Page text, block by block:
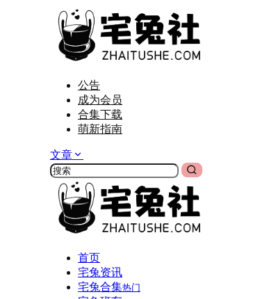
公告
成为会员
合集下载
萌新指南
文章
首页
宅兔资讯
宅兔合集热门